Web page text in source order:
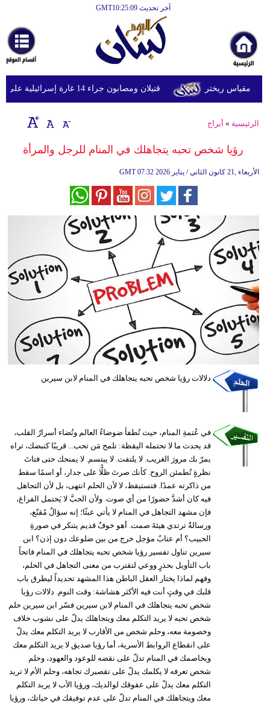
آخر تحديث GMT10:25:09
أخبارعاجلة
رياضة
ثقافة
إقتصاد
صحة
سياحة
وسفر
ديكور
أخبار
إعلام
أزياء
إسلامية
علوم
وتكنولوجيا
مدوَّنات
أبراج
فيديو
سيارات
قتيلان ومصابون جراء 14 غارة إسرائيلية على شرق وجنوب لبنان
الرئيسية » أبراج
رؤيا شخص تحبه يتجاهلك في المنام للرجل والمرأة
GMT 07:32 2026 الأربعاء ,21 كانون الثاني / يناير
دلالات رؤيا شخص تحبه يتجاهلك في المنام لابن سيرين
في عُتمةِ المنام، حيث تُطفأ ضوضاءُ العالم وتُضاء أسرارُ القلب،
قد يحدث ما لا تحتمله اليقظة: تلمح مَن تحب... قريبًا كنبضك، تراه
يمرّ بك مرورَ الغريب. لا يلتفت. لا يبتسم. لا يمنحك حتى فتاتَ
نظرةٍ تُطمئن الروح. كأنك صرتَ ظلًّا على جدار، أو اسمًا سقط
من ذاكرته عمدًا. فتستيقظ، لا لأن الحلم انتهى، بل لأن التجاهل
فيه كان أشدَّ حضورًا من أي صوت. ولأن الحبَّ لا يَحتمل الفراغ،
فإن مشهد التجاهل في المنام لا يأتي عبثًا؛ إنه سؤالٌ مُقنّع،
ورسالةٌ ترتدي هيئةَ صمت. أهو خوفٌ قديم يتنكر في صورةِ
الحبيب؟ أم عتابٌ مؤجل خرج من بين ضلوعك دون إذن؟ ابن
سيرين تناول تفسير رؤيا شخص تحبه يتجاهلك في المنام فاتحاً
باب التأويل بحذرٍ ووعي لتقترب من معنى التجاهل في الحلم،
وفهم لماذا يختار العقل الباطن هذا المشهد تحديداً ليطرق باب
قلبك في وقتٍ أنت فيه الأكثر هشاشة: وقت النوم. دلالات رؤيا
شخص تحبه يتجاهلك في المنام لابن سيرين فسّر ابن سيرين حلم
شخص تحبه لا يريد التكلم معك ويتجاهلك يدلّ على نشوب خلاف
وخصومة معه، وحلم شخص من الأقارب لا يريد التكلم معك يدلّ
على انقطاع الروابط الأسرية، أما رؤيا صديق لا يريد التكلم معك
ويخاصمك في المنام تدلّ على نقضه للوعود والعهود، وحلم
شخص تعرفه لا يكلمك يدلّ على تقصيرك تجاهه، وحلم الأم لا تريد
التكلم معك يدلّ على عقوقك لوالديك، ورؤيا الأب لا يريد التكلم
معك ويتجاهلك في المنام تدلّ على عدم توفيقك في حياتك، ورؤيا